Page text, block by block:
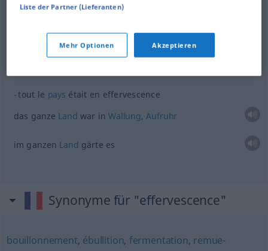
Aufruhr,Wallung
tout le pays était en effervescence
das ganze Land war in Wallung,Aufruhr
im ganzen Land gärte es
Synonyme für "effervescence"
bouillonnement, ébullition, fermentation, remue-
Liste der Partner (Lieferanten)
Mehr Optionen Akzeptieren